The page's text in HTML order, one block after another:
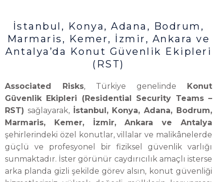
İstanbul, Konya, Adana, Bodrum,
Marmaris, Kemer, İzmir, Ankara ve
Antalya’da Konut Güvenlik Ekipleri
(RST)
Associated Risks, Türkiye genelinde Konut
Güvenlik Ekipleri (Residential Security Teams –
RST) sağlayarak, İstanbul, Konya, Adana, Bodrum,
Marmaris, Kemer, İzmir, Ankara ve Antalya
şehirlerindeki özel konutlar, villalar ve malikânelerde
güçlü ve profesyonel bir fiziksel güvenlik varlığı
sunmaktadır. İster görünür caydırıcılık amaçlı isterse
arka planda gizli şekilde görev alsın, konut güvenliği